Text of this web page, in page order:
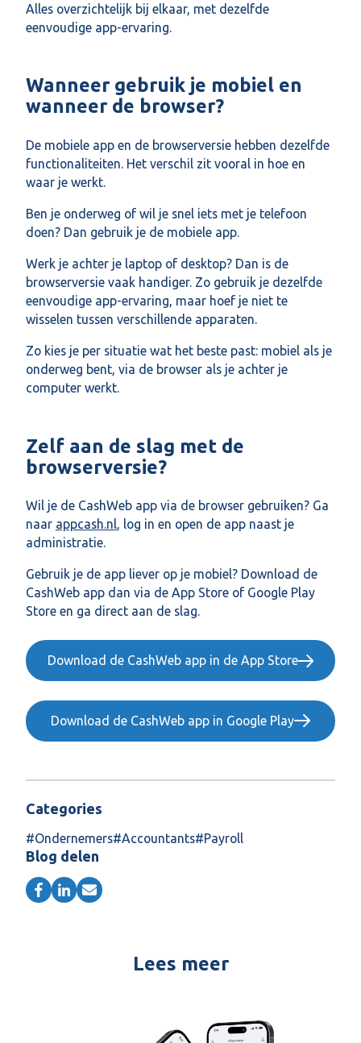
Alles overzichtelijk bij elkaar, met dezelfde
eenvoudige app-ervaring.
Wanneer gebruik je mobiel en
wanneer de browser?
De mobiele app en de browserversie hebben dezelfde
functionaliteiten. Het verschil zit vooral in hoe en
waar je werkt.
Ben je onderweg of wil je snel iets met je telefoon
doen? Dan gebruik je de mobiele app.
Werk je achter je laptop of desktop? Dan is de
browserversie vaak handiger. Zo gebruik je dezelfde
eenvoudige app-ervaring, maar hoef je niet te
wisselen tussen verschillende apparaten.
Zo kies je per situatie wat het beste past: mobiel als je
onderweg bent, via de browser als je achter je
computer werkt.
Zelf aan de slag met de
browserversie?
Wil je de CashWeb app via de browser gebruiken? Ga
naar appcash.nl, log in en open de app naast je
administratie.
Gebruik je de app liever op je mobiel? Download de
CashWeb app dan via de App Store of Google Play
Store en ga direct aan de slag.
Download de CashWeb app in de App Store
Download de CashWeb app in Google Play
Categories
#Ondernemers#Accountants#Payroll
Blog delen
Lees meer